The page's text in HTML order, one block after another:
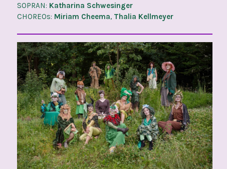
SOPRAN: Katharina Schwesinger
CHOREOs: Miriam Cheema, Thalia Kellmeyer